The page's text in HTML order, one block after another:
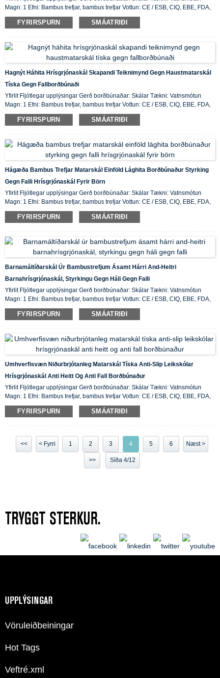
Magn: 1 Efni: Bambus trefjar, bambus trefjar Vottun: CE / ESB, CIQ, EBE, FDA,
LFGB, SGS Eiginleiki: Vistvænn, birgðir upprunastaður: ...
FYRIRSPURN SMÁATRIÐI
Hagnýt Háhita Hrísgrjónaskál Skapandi Teiknimynd Gegn Haustmatarskál
Tíska Gegn Fallborðbúnaði
Yfirlit Fljótlegar upplýsingar Gerð borðbúnaðar: Skálar Tækni: Vatnsmótun
Magn: 1 Efni: Bambus trefjar, bambus trefjar Vottun: CE / ESB, CIQ, EBE, FDA,
LFGB, SGS Eiginleiki: Vistvænn, birgðir upprunastaður: ...
FYRIRSPURN SMÁATRIÐI
Hágæða Bambus Trefjar Matarskál Einföld Lághita Borðbúnaður Styrking
Gegn Falli Hrísgrjónaskál Fyrir Börn
Yfirlit Fljótlegar upplýsingar Gerð borðbúnaðar: Skálar Tækni: Vatnsmótun
Magn: 1 Efni: Bambus trefjar, bambus trefjar Vottun: CE / ESB, CIQ, EBE, FDA,
LFGB, SGS Eiginleiki: Vistvænn, birgðir upprunastaður: ...
FYRIRSPURN SMÁATRIÐI
Barnamáltíðarskál Úr Bambustrefjum Ásamt Hárri And-Heitri
Barnahrísgrjónaskál, Styrkingu Gegn Háli Gegn Falli
Yfirlit Fljótlegar upplýsingar Gerð borðbúnaðar: Skálar Tækni: Vatnsmótun
Magn: 1 Efni: Bambus trefjar, bambus trefjar Vottun: CE / ESB, CIQ, EBE, FDA,
LFGB, SGS Eiginleiki: Vistvænn, birgðir upprunastaður: ...
FYRIRSPURN SMÁATRIÐI
Umhverfisvæn Niðurbrjótanleg Matarskál Tíska Anti-Slip Leikskólar
Hrísgrjónaskál Anti Heitt Og Anti Fall Borðbúnaður
Yfirlit Fljótlegar upplýsingar Gerð borðbúnaðar: Skálar Tækni: Vatnsmótun
Magn: 1 Efni: Bambus trefjar, bambus trefjar Vottun: CE / ESB, CIQ, EBE, FDA,
LFGB, SGS Eiginleiki: Vistvænn, birgðir upprunastaður: ...
FYRIRSPURN SMÁATRIÐI
<< < Fyrri 1 2 3 4 5 6 Næst >
>> Síða 4/12
TRYGGT STERKUR.
UPPLÝSINGAR
Vöruleiðbeiningar
Hot Tags
Veftré.xml